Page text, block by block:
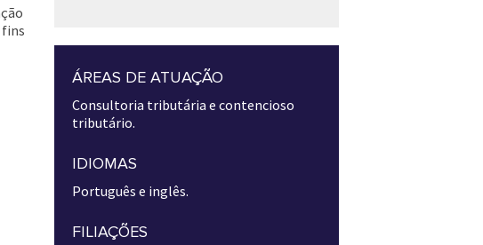
ÁREAS DE ATUAÇÃO
Consultoria tributária e contencioso
tributário.
IDIOMAS
Português e inglês.
FILIAÇÕES